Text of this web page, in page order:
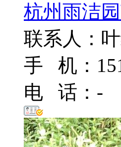
杭州雨洁
联系人：
手 机：
电 话：-